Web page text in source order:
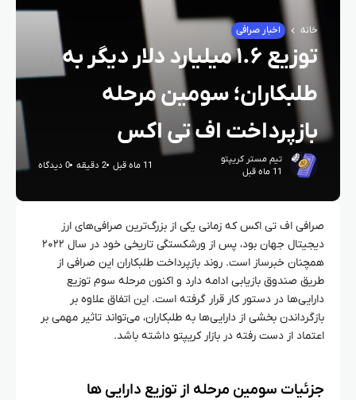
خانه اخبار صرافی
توزیع ۱.۶ میلیارد دلار دیگر به
طلبکاران؛ سومین مرحله
بازپرداخت اف تی اکس
تیم مستر کریپتو
11 ماه قبل
11 ماه قبل 2 دقیقه 0 دیدگاه
صرافی اف تی اکس که زمانی یکی از بزرگ‌ترین صرافی‌های ارز
دیجیتال جهان بود، پس از ورشکستگی تاریخی خود در سال ۲۰۲۲
همچنان خبرساز است. روند بازپرداخت طلبکاران این صرافی از
طریق صندوق بازیابی ادامه دارد و اکنون مرحله سوم توزیع
دارایی‌ها در دستور کار قرار گرفته است. این اتفاق علاوه بر
بازگرداندن بخشی از دارایی‌ها به طلبکاران، می‌تواند تاثیر مهمی بر
اعتماد از دست رفته در بازار کریپتو داشته باشد.
جزئیات سومین مرحله از توزیع دارایی‌ ها